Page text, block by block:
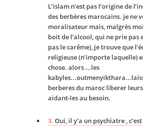
L’islam n’est pas l’origine de
des berbères marocains. je ne
moralisateur mais, malgrès
boit de l’alcool, qui ne prie pas
pas le carême), je trouve que
religieuse (n’importe laquelle)
chose. alors ...les
berberes du maroc liberer
aidant-les au besoin.
3. Oui, il y’a un psychiatre ,